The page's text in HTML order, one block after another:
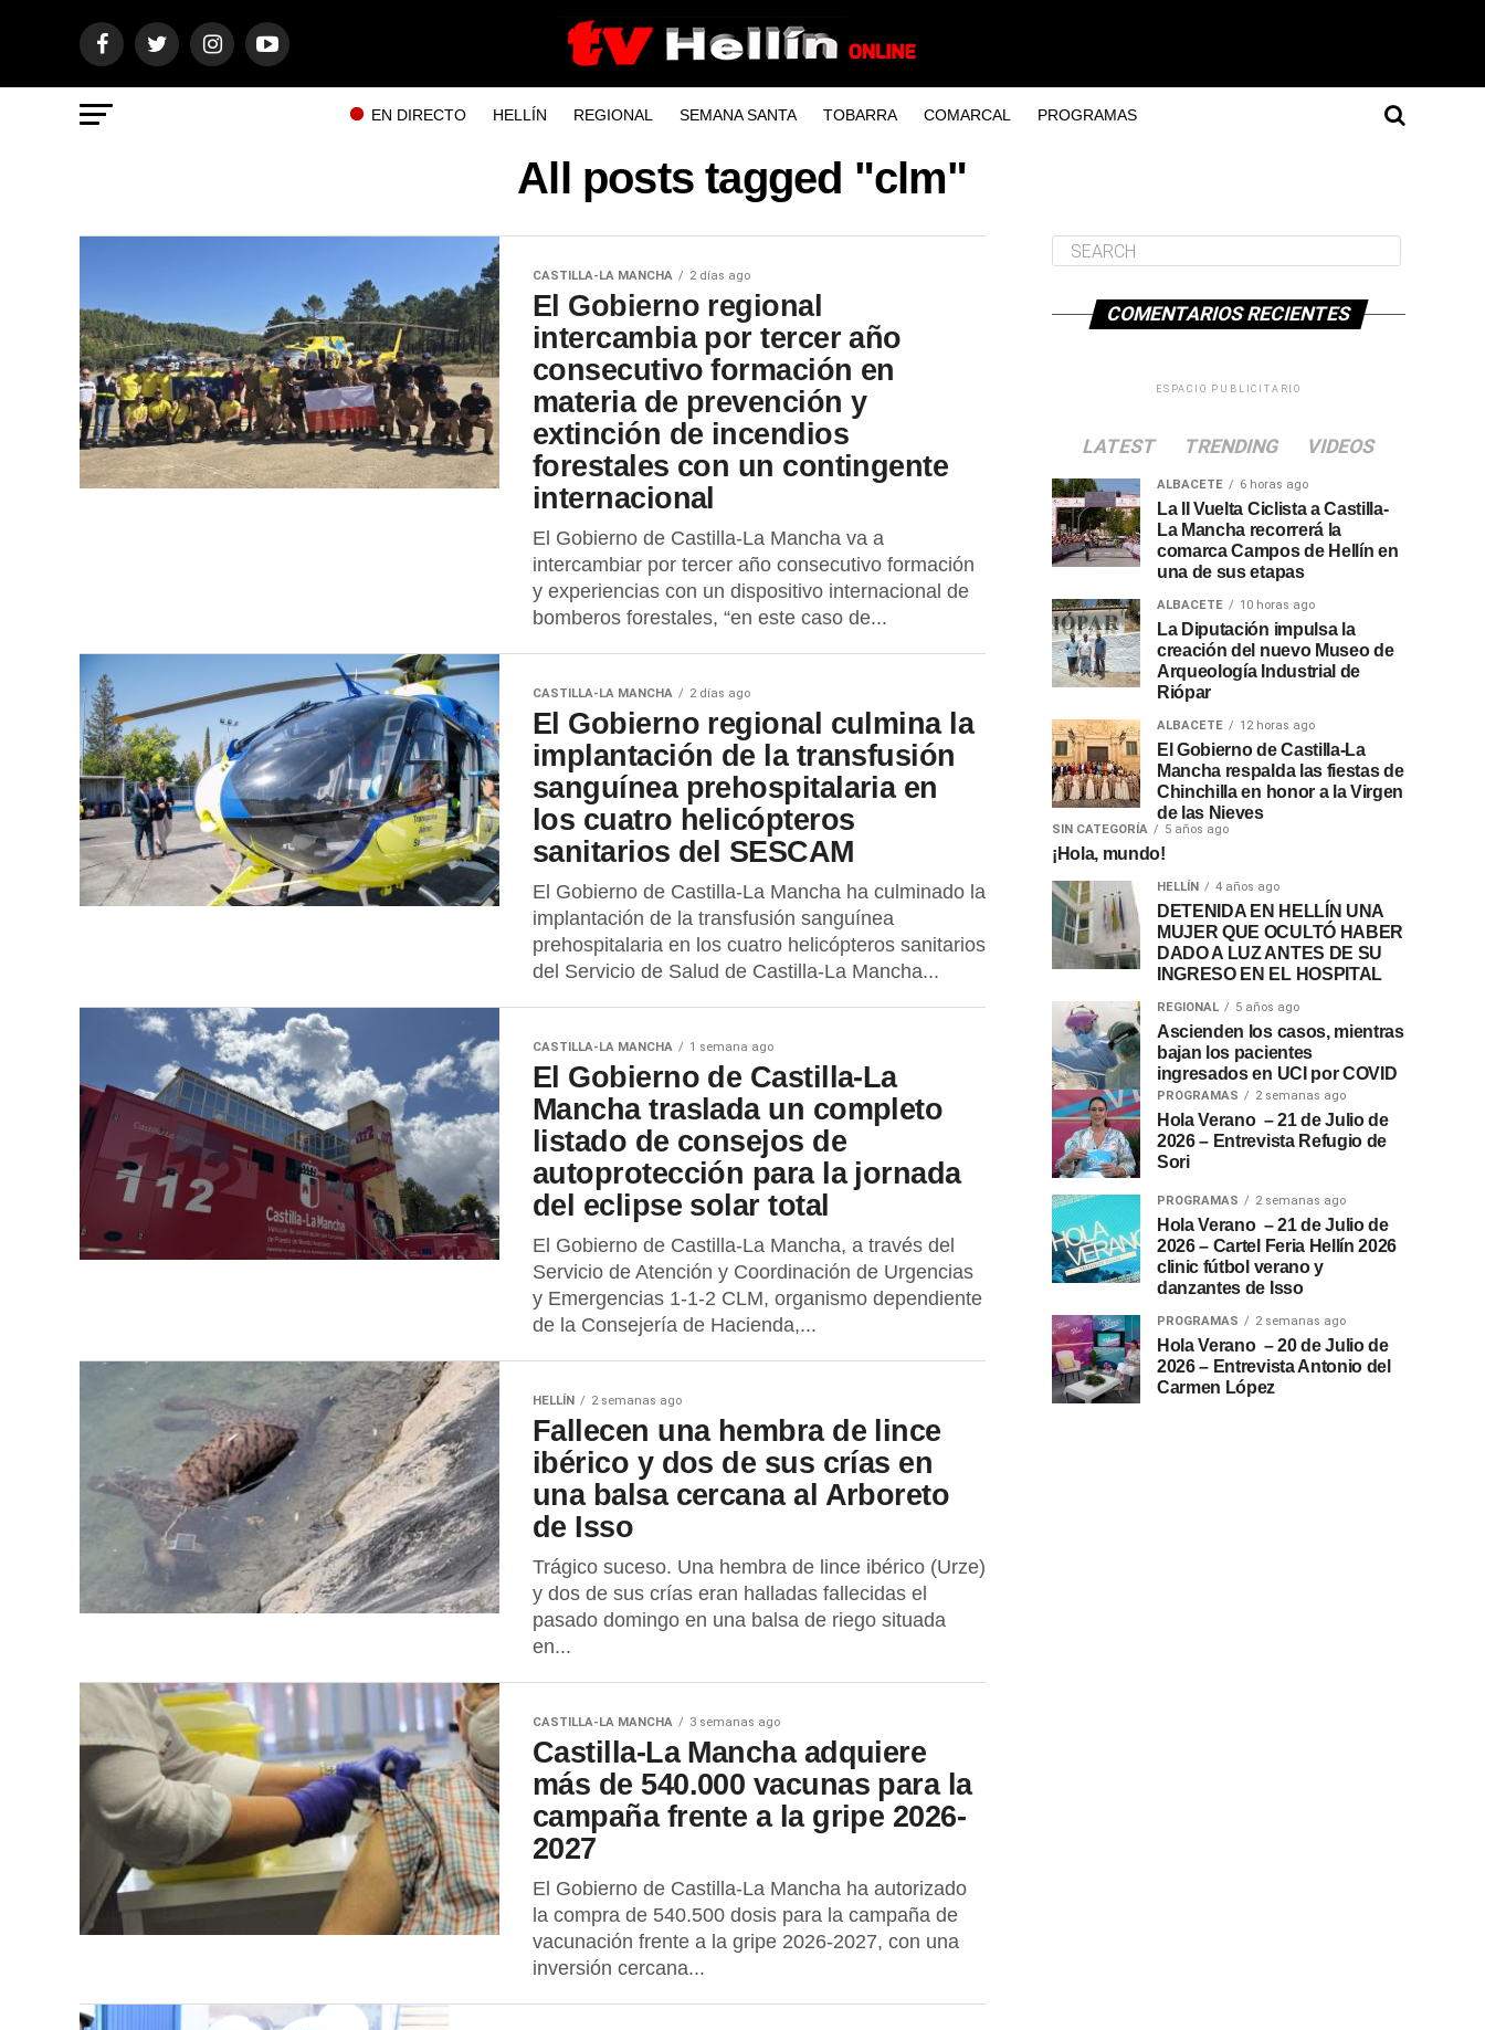
EN DIRECTO HELLÍN REGIONAL SEMANA SANTA TOBARRA COMARCAL PROGRAMAS
All posts tagged "clm"
CASTILLA-LA MANCHA 2 días ago
El Gobierno regional
intercambia por tercer año
consecutivo formación en
materia de prevención y
extinción de incendios
forestales con un contingente
internacional
El Gobierno de Castilla-La Mancha va a
intercambiar por tercer año consecutivo formación
y experiencias con un dispositivo internacional de
bomberos forestales, “en este caso de...
CASTILLA-LA MANCHA 2 días ago
El Gobierno regional culmina la
implantación de la transfusión
sanguínea prehospitalaria en
los cuatro helicópteros
sanitarios del SESCAM
El Gobierno de Castilla-La Mancha ha culminado la
implantación de la transfusión sanguínea
prehospitalaria en los cuatro helicópteros sanitarios
del Servicio de Salud de Castilla-La Mancha...
CASTILLA-LA MANCHA 1 semana ago
El Gobierno de Castilla-La
Mancha traslada un completo
listado de consejos de
autoprotección para la jornada
del eclipse solar total
El Gobierno de Castilla-La Mancha, a través del
Servicio de Atención y Coordinación de Urgencias
y Emergencias 1-1-2 CLM, organismo dependiente
de la Consejería de Hacienda,...
HELLÍN 2 semanas ago
Fallecen una hembra de lince
ibérico y dos de sus crías en
una balsa cercana al Arboreto
de Isso
Trágico suceso. Una hembra de lince ibérico (Urze)
y dos de sus crías eran halladas fallecidas el
pasado domingo en una balsa de riego situada
en...
CASTILLA-LA MANCHA 3 semanas ago
Castilla-La Mancha adquiere
más de 540.000 vacunas para la
campaña frente a la gripe 2026-
2027
El Gobierno de Castilla-La Mancha ha autorizado
la compra de 540.500 dosis para la campaña de
vacunación frente a la gripe 2026-2027, con una
inversión cercana...
COMENTARIOS RECIENTES
ESPACIO PUBLICITARIO
LATEST TRENDING VIDEOS
ALBACETE 6 horas ago
La II Vuelta Ciclista a Castilla-
La Mancha recorrerá la
comarca Campos de Hellín en
una de sus etapas
ALBACETE 10 horas ago
La Diputación impulsa la
creación del nuevo Museo de
Arqueología Industrial de
Riópar
ALBACETE 12 horas ago
El Gobierno de Castilla-La
Mancha respalda las fiestas de
Chinchilla en honor a la Virgen
de las Nieves
SIN CATEGORÍA 5 años ago
¡Hola, mundo!
HELLÍN 4 años ago
DETENIDA EN HELLÍN UNA
MUJER QUE OCULTÓ HABER
DADO A LUZ ANTES DE SU
INGRESO EN EL HOSPITAL
REGIONAL 5 años ago
Ascienden los casos, mientras
bajan los pacientes
ingresados en UCI por COVID
PROGRAMAS 2 semanas ago
Hola Verano – 21 de Julio de
2026 – Entrevista Refugio de
Sori
PROGRAMAS 2 semanas ago
Hola Verano – 21 de Julio de
2026 – Cartel Feria Hellín 2026
clinic fútbol verano y
danzantes de Isso
PROGRAMAS 2 semanas ago
Hola Verano – 20 de Julio de
2026 – Entrevista Antonio del
Carmen López